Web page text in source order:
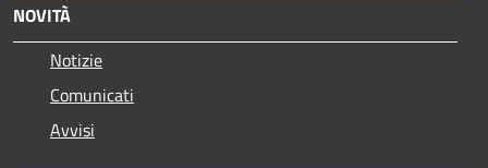
NOVITÀ
Notizie
Comunicati
Avvisi